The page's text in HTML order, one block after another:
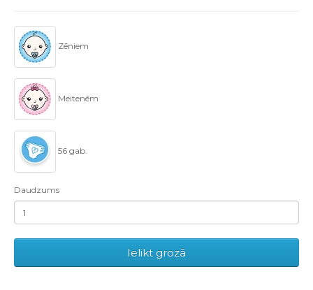
Zēniem
Meitenēm
56 gab.
Daudzums
Ielikt grozā